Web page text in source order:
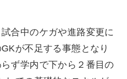
合中のケガや進路変更に
が不足する事態となり
ず学内で下から２番目の